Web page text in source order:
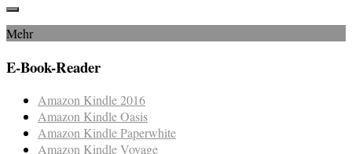
Mehr
E-Book-Reader
Amazon Kindle 2016
Amazon Kindle Oasis
Amazon Kindle Paperwhite
Amazon Kindle Voyage